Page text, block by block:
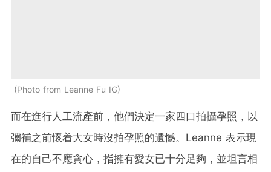
Photo from Leanne Fu IG
而在進行人工流產前，他們決定一家四口拍攝孕照，以
彌補之前懷着大女時沒拍孕照的遺憾。Leanne 表示現
在的自己不應貪心，指擁有愛女已十分足夠，並坦言相